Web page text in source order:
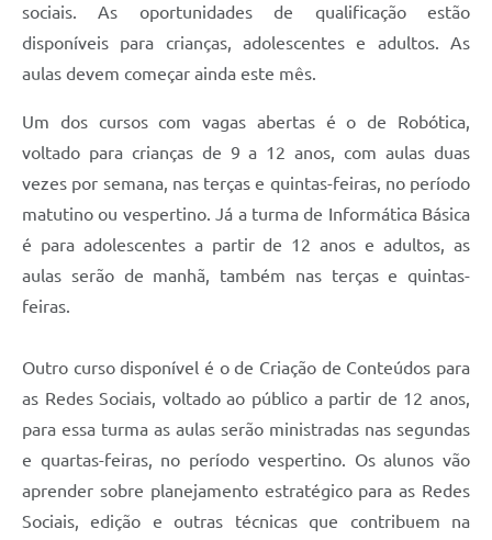
sociais. As oportunidades de qualificação estão
disponíveis para crianças, adolescentes e adultos. As
aulas devem começar ainda este mês.
Um dos cursos com vagas abertas é o de Robótica,
voltado para crianças de 9 a 12 anos, com aulas duas
vezes por semana, nas terças e quintas-feiras, no período
matutino ou vespertino. Já a turma de Informática Básica
é para adolescentes a partir de 12 anos e adultos, as
aulas serão de manhã, também nas terças e quintas-
feiras.
Outro curso disponível é o de Criação de Conteúdos para
as Redes Sociais, voltado ao público a partir de 12 anos,
para essa turma as aulas serão ministradas nas segundas
e quartas-feiras, no período vespertino. Os alunos vão
aprender sobre planejamento estratégico para as Redes
Sociais, edição e outras técnicas que contribuem na